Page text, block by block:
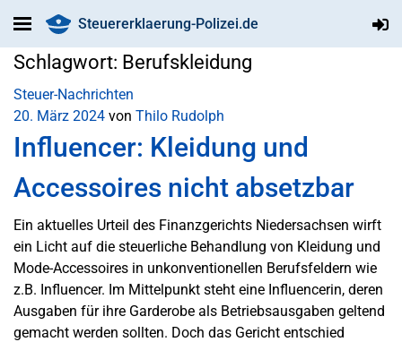
Steuererklaerung-Polizei.de
Schlagwort: Berufskleidung
Steuer-Nachrichten
20. März 2024 von Thilo Rudolph
Influencer: Kleidung und
Accessoires nicht absetzbar
Ein aktuelles Urteil des Finanzgerichts Niedersachsen wirft
ein Licht auf die steuerliche Behandlung von Kleidung und
Mode-Accessoires in unkonventionellen Berufsfeldern wie
z.B. Influencer. Im Mittelpunkt steht eine Influencerin, deren
Ausgaben für ihre Garderobe als Betriebsausgaben geltend
gemacht werden sollten. Doch das Gericht entschied